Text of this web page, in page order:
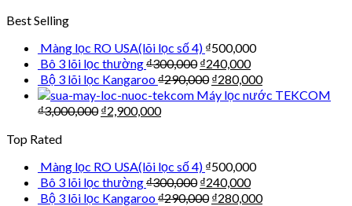
Best Selling
Màng lọc RO USA(lõi lọc số 4) ₫500,000
Bô 3 lõi lọc thường₫300,000 ₫240,000
Bộ 3 lõi lọc Kangaroo₫290,000 ₫280,000
Máy lọc nước TEKCOM
₫3,000,000 ₫2,900,000
Top Rated
Màng lọc RO USA(lõi lọc số 4) ₫500,000
Bô 3 lõi lọc thường₫300,000 ₫240,000
Bộ 3 lõi lọc Kangaroo₫290,000 ₫280,000